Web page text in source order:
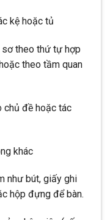
kệ hoặc tủ
theo thứ tự hợp
theo tầm quan
chủ đề hoặc tác
khác
như bút, giấy ghi
hộp đựng để bàn.